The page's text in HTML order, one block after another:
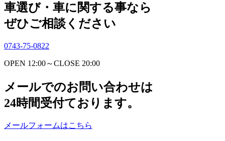
車選び・車に関する事なら
ぜひご相談ください
0743-75-0822
OPEN 12:00～CLOSE 20:00
メールでのお問い合わせは
24時間受付ております。
メールフォームはこちら